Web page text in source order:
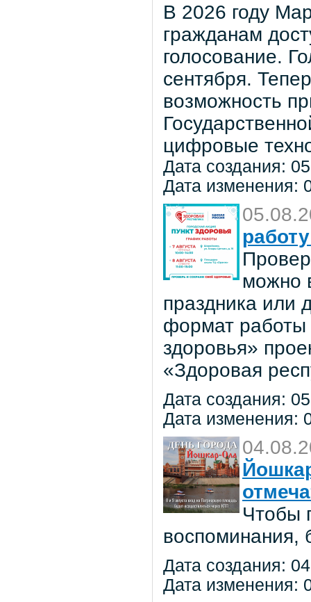
В 2026 году
гражданам
голосование.
сентября.
возможность
цифровые
Дата создания:
Дата изменения:
можно
праздника или
формат работы
здоровья»
«Здоровая
Дата создания:
Дата изменения:
Чтобы
воспоминания,
Дата создания:
Дата изменения: